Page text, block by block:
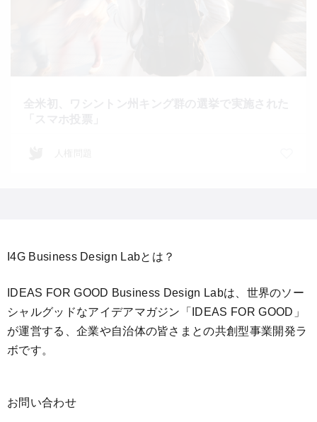
I4G Business Design Labとは？
IDEAS FOR GOOD Business Design Labは、世界のソー
シャルグッドなアイデアマガジン「IDEAS FOR GOOD」
が運営する、企業や自治体の皆さまとの共創型事業開発ラ
ボです。
お問い合わせ